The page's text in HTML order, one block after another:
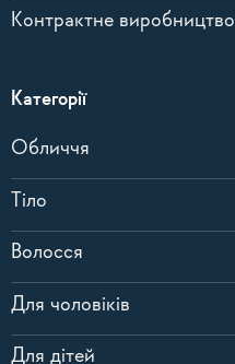
Контрактне виробництво
Категорії
Обличчя
Тіло
Волосся
Для чоловіків
Для дітей